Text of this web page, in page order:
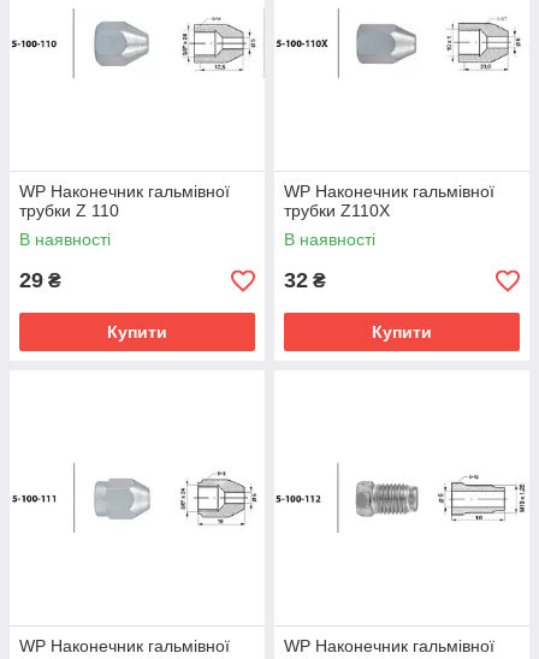
WP Наконечник гальмівної
трубки Z 110
В наявності
29 ₴
Купити
WP Наконечник гальмівної
трубки Z110X
В наявності
32 ₴
Купити
WP Наконечник гальмівної
WP Наконечник гальмівної